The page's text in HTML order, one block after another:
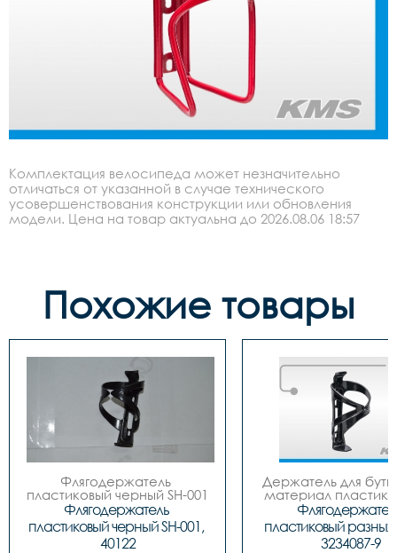
Комплектация велосипеда может незначительно
отличаться от указанной в случае технического
усовершенствования конструкции или обновления
модели. Цена на товар актуальна до 2026.08.06 18:57
Похожие товары
Флягодержатель
пластиковый черный SH-001
код. 40122
Флягодержатель
пластиковый черный SH-001,
40122
Держатель для
материал
цвета.
пластиковый разных
3234087-9